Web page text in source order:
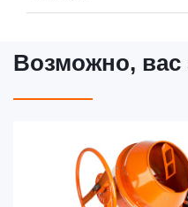
Возможно, вас